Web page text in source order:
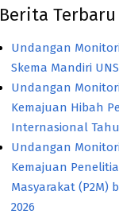
Berita Terbaru
Undangan
Skema Mandiri
Undangan
Kemajuan Hibah
Internasional
Undangan
Kemajuan
Masyarakat (P2M)
2026